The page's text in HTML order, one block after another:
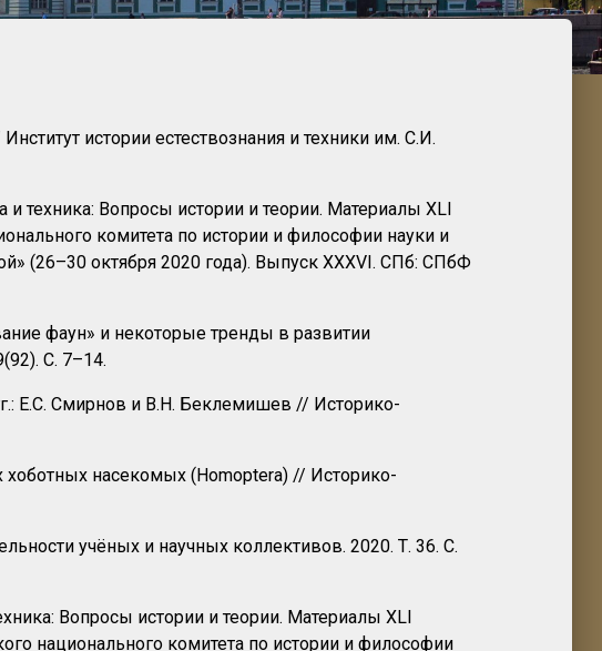
истории естествознания и техники им. С.И.
техника: Вопросы истории и теории. Материалы XLI
комитета по истории и философии науки и
(26–30 октября 2020 года). Выпуск XXXVI. СПб: СПбФ
фаун» и некоторые тренды в развитии
С. 7–14.
Е.С. Смирнов и В.Н. Беклемишев // Историко-
насекомых (Homoptera) // Историко-
учёных и научных коллективов. 2020. Т. 36. С.
Вопросы истории и теории. Материалы XLI
национального комитета по истории и философии